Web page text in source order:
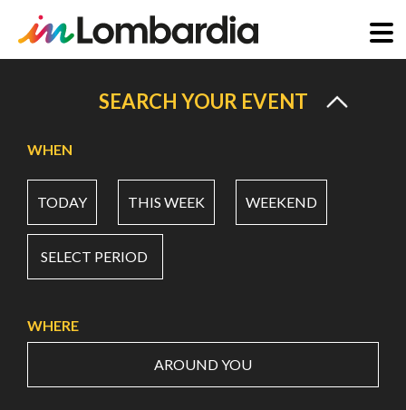
content
SEARCH YOUR EVENT
WHEN
TODAY THIS WEEK WEEKEND
SELECT PERIOD
WHERE
AROUND YOU